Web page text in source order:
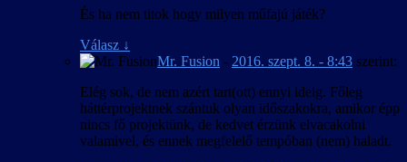
És ha nem titok hogy milyen műfajú játék?
Válasz ↓
Mr. Fusion - 2016. szept. 8. - 8:43 szerint:
Elég sok, de nem azért tart(ott) ennyi ideig. Főleg
háttérprojektnek szántuk olyan időszakokra, amikor épp
nincs fő projektünk, de kedvet érzünk elvacakolni
valamivel, és ennek megfelelő tempóban (nem) haladt.